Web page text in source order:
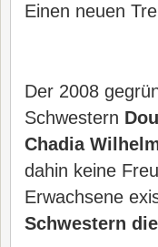
Einen neuen
Der 2008
Schwestern
Chadia
dahin keine
Erwachsene
Schwestern